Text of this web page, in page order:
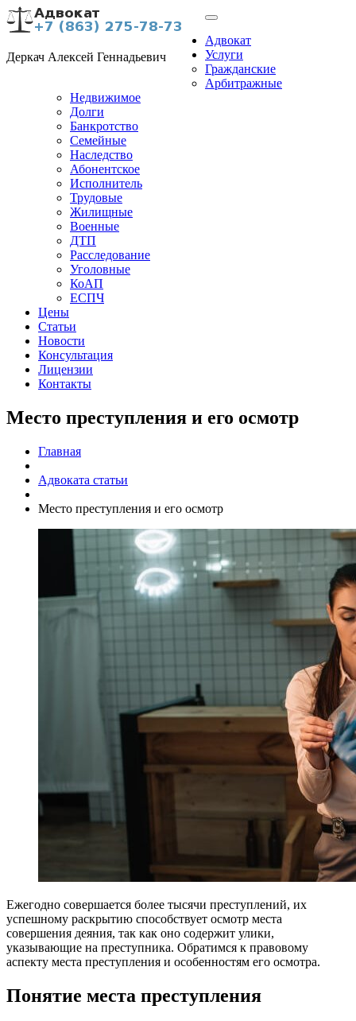
Деркач Алексей Геннадьевич
Адвокат
Услуги
Гражданские
Арбитражные
Недвижимое
Долги
Банкротство
Семейные
Наследство
Абонентское
Исполнитель
Трудовые
Жилищные
Военные
ДТП
Расследование
Уголовные
КоАП
ЕСПЧ
Цены
Статьи
Новости
Консультация
Лицензии
Контакты
Место преступления и его осмотр
Главная
Адвоката статьи
Место преступления и его осмотр
Ежегодно совершается более тысячи преступлений, их
успешному раскрытию способствует осмотр места
совершения деяния, так как оно содержит улики,
указывающие на преступника. Обратимся к правовому
аспекту места преступления и особенностям его осмотра.
Понятие места преступления